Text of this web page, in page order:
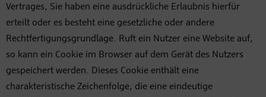
Vertrages, Sie haben eine ausdrückliche Erlaubnis hierfür
erteilt oder es besteht eine gesetzliche oder andere
Rechtfertigungsgrundlage. Ruft ein Nutzer eine Website auf,
so kann ein Cookie im Browser auf dem Gerät des Nutzers
gespeichert werden. Dieses Cookie enthält eine
charakteristische Zeichenfolge, die eine eindeutige